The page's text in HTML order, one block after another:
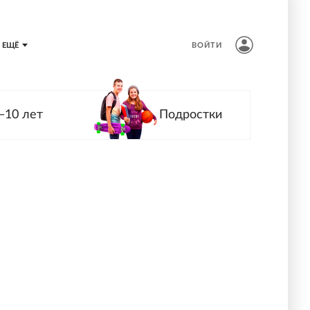
ЕЩЁ ВОЙТИ
лет Подростки